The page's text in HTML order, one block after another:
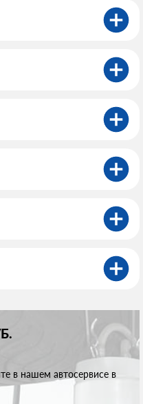
в нашем автосервисе в